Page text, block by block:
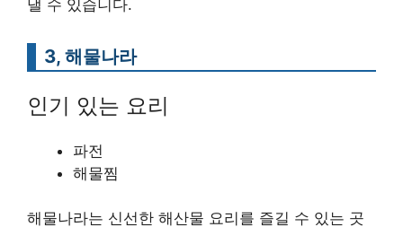
낼 수 있습니다.
3, 해물나라
인기 있는 요리
파전
해물찜
해물나라는 신선한 해산물 요리를 즐길 수 있는 곳